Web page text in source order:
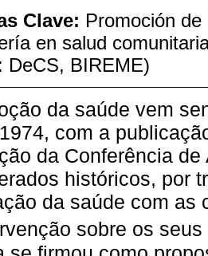
Clave: Promoción
en salud
DeCS, BIREME)
da saúde vem
com a
da Conferência
históricos, por
da saúde com as
sobre os